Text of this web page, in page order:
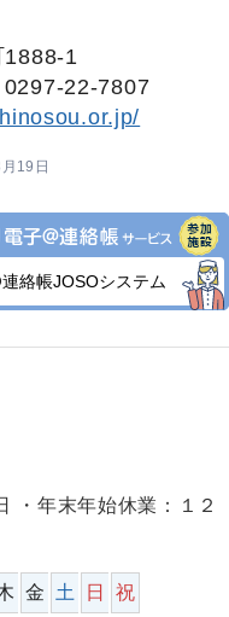
1888-1
0297-22-7807
19日
絡帳JOSOシステム
・年末年始休業：１２
金 土 日 祝